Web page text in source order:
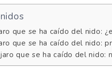
que se ha caído del nido:
que se ha caído del nido:
que se ha caído del nido: